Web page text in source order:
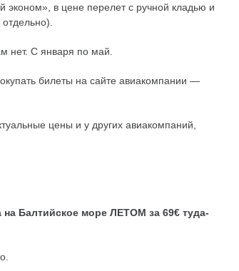
в цене перелет с ручной кладью и
нет. С января по май.
билеты на сайте авиакомпании —
цены и у других авиакомпаний,
Балтийское море ЛЕТОМ за 69€ туда-